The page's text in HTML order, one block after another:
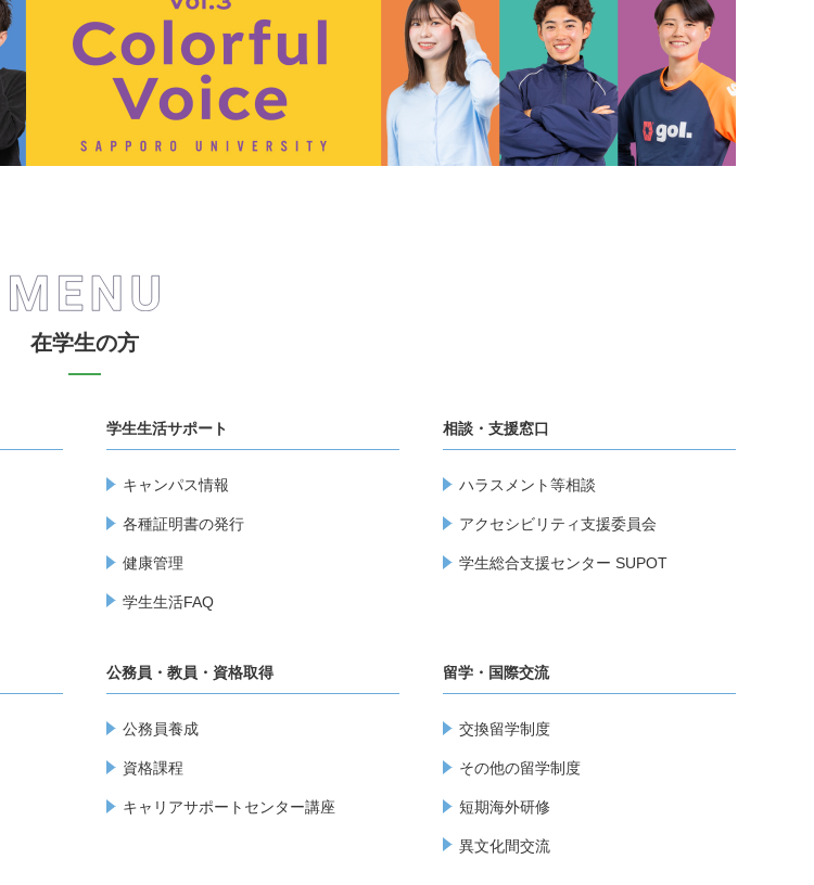
在学生の方
学生生活サポート
キャンパス情報
各種証明書の発行
健康管理
学生生活FAQ
相談・支援窓口
ハラスメント等相談
アクセシビリティ支援委員会
学生総合支援センター SUPOT
公務員・教員・資格取得
公務員養成
資格課程
キャリアサポートセンター講座
留学・国際交流
交換留学制度
その他の留学制度
短期海外研修
異文化間交流